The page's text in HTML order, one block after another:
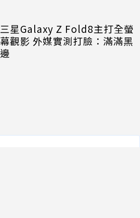
三星Galaxy Z Fold8主打全螢
幕觀影 外媒實測打臉：滿滿黑
邊